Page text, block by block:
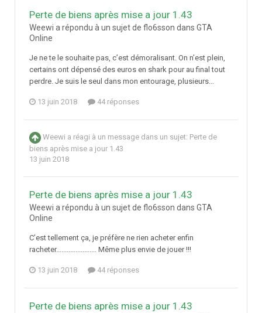
Perte de biens après mise a jour 1.43
Weewi a répondu à un sujet de flo6sson dans GTA
Online
Je ne te le souhaite pas, c’est démoralisant. On n’est plein,
certains ont dépensé des euros en shark pour au final tout
perdre. Je suis le seul dans mon entourage, plusieurs...
13 juin 2018 44 réponses
Weewi a réagi à un message dans un sujet: Perte de
biens après mise a jour 1.43
13 juin 2018
Perte de biens après mise a jour 1.43
Weewi a répondu à un sujet de flo6sson dans GTA
Online
C’est tellement ça, je préfère ne rien acheter enfin
racheter....................... Même plus envie de jouer !!!
13 juin 2018 44 réponses
Perte de biens après mise a jour 1.43